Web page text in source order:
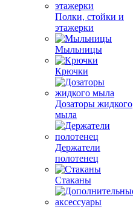
Полки, стойки и
этажерки
Мыльницы
Крючки
Дозаторы жидкого
мыла
Держатели
полотенец
Стаканы